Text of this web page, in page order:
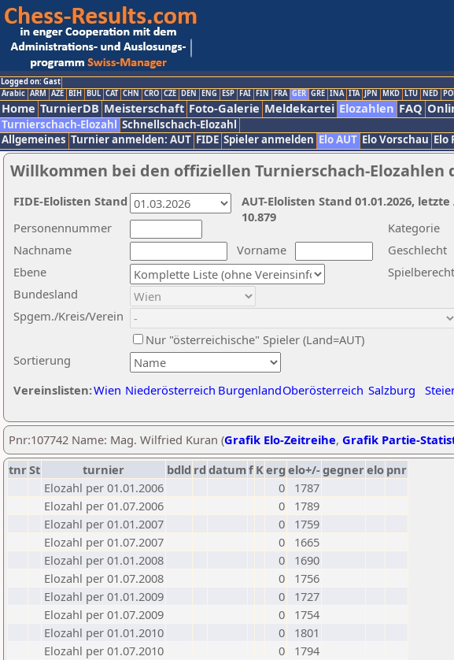
Logged on: Gast
Arabic ARM AZE BIH BUL CAT CHN CRO CZE DEN ENG ESP FAI FIN FRA GER GRE INA ITA JPN MKD LTU NED
Home TurnierDB Meisterschaft Foto-Galerie Meldekartei Elozahlen FAQ
Turnierschach-Elozahl Schnellschach-Elozahl
Allgemeines Turnier anmelden: AUT FIDE Spieler anmelden Elo AUT Elo Vorschau Elo
Willkommen bei den offiziellen Turnierschach-Elozahlen
Nachname
Vorname
Ebene
Kategorie
Sortierung
Personennummer
Bundesland
Spgem./Kreis/Verein
Geschlecht
Nur "österreichische" Spieler (Land=AUT)
Vereinslisten:Wien Niederösterreich BurgenlandOberösterreich Salzburg
AUT-Elolisten Stand 01.01.2026,
10.879
FIDE-Elolisten Stand
Pnr:107742 Name: Mag. Wilfried Kuran (Grafik Elo-Zeitreihe, Grafik Partie-
tnrSt turnier bdld rd datumf Kerg elo+/-gegnerelo pnr
Elozahl per 01.01.2006
0
1787
Elozahl per 01.07.2006
0
1789
Elozahl per 01.01.2007
0
1759
Elozahl per 01.07.2007
0
1665
Elozahl per 01.01.2008
0
1690
Elozahl per 01.07.2008
0
1756
Elozahl per 01.01.2009
0
1727
Elozahl per 01.07.2009
0
1754
Elozahl per 01.01.2010
0
1801
Elozahl per 01.07.2010
0
1794